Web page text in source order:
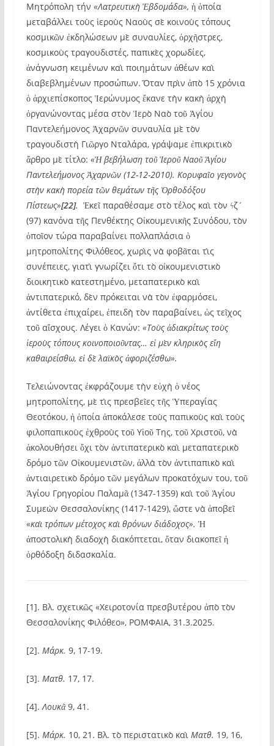
Μητρόπολη τήν «Λατρευτικὴ Ἑβδομάδα», ἡ ὁποία
μεταβάλλει τοὺς ἱεροὺς Ναοὺς σὲ κοινοὺς τόπους
κοσμικῶν ἐκδηλώσεων μὲ συναυλίες, ὀρχῆστρες,
κοσμικοὺς τραγουδιστές, παπικὲς χορωδίες,
ἀνάγνωση κειμένων καὶ ποιημάτων ἀθέων καὶ
διαβεβλημένων προσώπων. Ὅταν πρὶν ἀπὸ 15 χρόνια
ὁ ἀρχιεπίσκοπος Ἱερώνυμος ἔκανε τὴν κακὴ ἀρχὴ
ὀργανώνοντας μέσα στὸν Ἱερὸ Ναὸ τοῦ Ἁγίου
Παντελεήμονος Ἀχαρνῶν συναυλία μὲ τὸν
τραγουδιστὴ Γιῶργο Νταλάρα, γράψαμε ἐπικριτικὸ
ἄρθρο μὲ τίτλο: «Ἡ βεβήλωση τοῦ Ἱεροῦ Ναοῦ Ἁγίου
Παντελεήμονος Ἀχαρνῶν (12-12-2010). Κορυφαῖο γεγονὸς
στὴν κακὴ πορεία τῶν θεμάτων τῆς Ὀρθοδόξου
Πίστεως»[22]. Ἐκεῖ παραθέσαμε στὸ τέλος καὶ τὸν ϟζ´
(97) κανόνα τῆς Πενθέκτης Οἰκουμενικῆς Συνόδου, τὸν
ὁποῖον τώρα παραβαίνει πολλαπλάσια ὁ
μητροπολίτης Φιλόθεος, χωρὶς νὰ φοβᾶται τὶς
συνέπειες, γιατὶ γνωρίζει ὅτι τὸ οἰκουμενιστικὸ
διοικητικὸ κατεστημένο, μεταπατερικὸ καὶ
ἀντιπατερικό, δὲν πρόκειται νὰ τὸν ἐφαρμόσει,
ἀντίθετα ἐπιχαίρει, ἐπειδὴ τὸν παραβαίνει, ὡς τεῖχος
τοῦ αἴσχους. Λέγει ὁ Κανών: «Τοὺς ἀδιακρίτως τοὺς
ἱεροὺς τόπους κοινοποιοῦντας… εἰ μὲν κληρικὸς εἴη
καθαιρείσθω, εἰ δὲ λαϊκὸς ἀφοριζέσθω».
Τελειώνοντας ἐκφράζουμε τὴν εὐχὴ ὁ νέος
μητροπολίτης, μὲ τὶς πρεσβεῖες τῆς Ὑπεραγίας
Θεοτόκου, ἡ ὁποία ἀποκάλεσε τοὺς παπικοὺς καὶ τοὺς
φιλοπαπικοὺς ἐχθροὺς τοῦ Υἱοῦ Της, τοῦ Χριστοῦ, νὰ
ἀκολουθήσει ὄχι τὸν ἀντιπατερικὸ καὶ μεταπατερικὸ
δρόμο τῶν Οἰκουμενιστῶν, ἀλλὰ τὸν ἀντιπαπικὸ καὶ
ἀντιαιρετικὸ δρόμο τῶν μεγάλων προκατόχων του, τοῦ
Ἁγίου Γρηγορίου Παλαμᾶ (1347-1359) καὶ τοῦ Ἁγίου
Συμεὼν Θεσσαλονίκης (1417-1429), ὥστε νὰ ἀποβεῖ
«καὶ τρόπων μέτοχος καὶ θρόνων διάδοχος». Ἡ
ἀποστολικὴ διαδοχὴ διακόπτεται, ὅταν διακοπεῖ ἡ
ὀρθόδοξη διδασκαλία.
[1]. Βλ. σχετικῶς «Χειροτονία πρεσβυτέρου ἀπὸ τὸν
Θεσσαλονίκης Φιλόθεο», ΡΟΜΦΑΙΑ, 31.3.2025.
[2]. Μάρκ. 9, 17-19.
[3]. Ματθ. 17, 17.
[4].Λουκᾶ9, 41.
[5]. Μάρκ. 10, 21. Βλ. τὸ περιστατικὸ καὶ Ματθ. 19, 16,